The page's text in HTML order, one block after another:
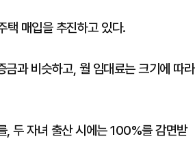
매입을 추진하고 있다.
과 비슷하고, 월 임대료는 크기에 따라
, 두 자녀 출산 시에는 100%를 감면받